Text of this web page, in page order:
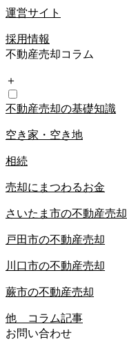
運営サイト
採用情報
不動産売却コラム
＋
不動産売却の基礎知識
空き家・空き地
相続
売却にまつわるお金
さいたま市の不動産売却
戸田市の不動産売却
川口市の不動産売却
蕨市の不動産売却
他 コラム記事
お問い合わせ